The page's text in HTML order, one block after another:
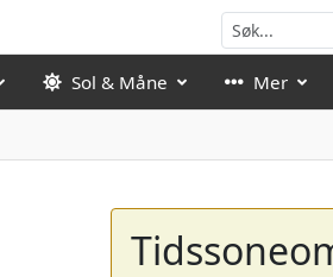
Sol & Måne Mer